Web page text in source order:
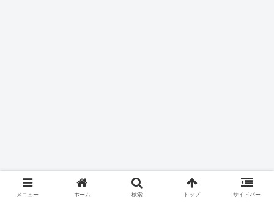
メニュー ホーム 検索 トップ サイドバー